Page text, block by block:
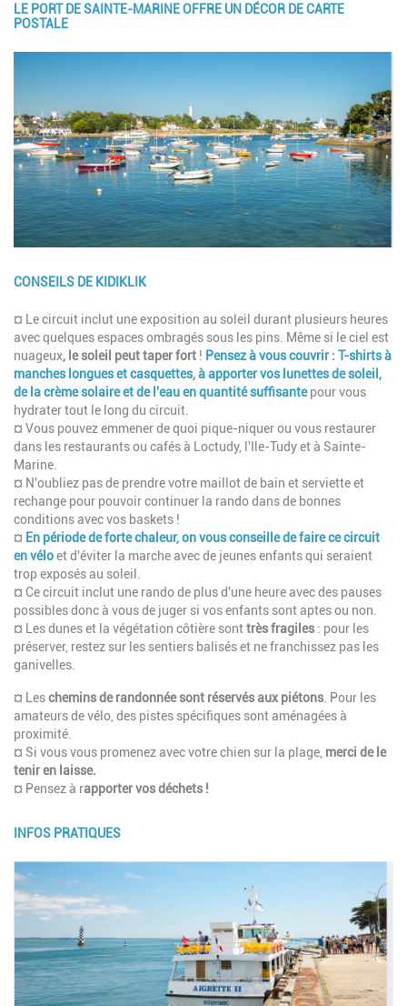
LE PORT DE SAINTE-MARINE OFFRE UN DÉCOR DE CARTE
POSTALE
CONSEILS DE KIDIKLIK
Description
¤ Le circuit inclut une exposition au soleil durant plusieurs heures
avec quelques espaces ombragés sous les pins. Même si le ciel est
nuageux, le soleil peut taper fort ! Pensez à vous couvrir : T-shirts à
manches longues et casquettes, à apporter vos lunettes de soleil,
de la crème solaire et de l'eau en quantité suffisantepour vous
hydrater tout le long du circuit.
¤ Vous pouvez emmener de quoi pique-niquer ou vous restaurer
dans les restaurants ou cafés à Loctudy, l'Ile-Tudy et à Sainte-
Marine.
¤ N'oubliez pas de prendre votre maillot de bain et serviette et
rechange pour pouvoir continuer la rando dans de bonnes
conditions avec vos baskets !
¤ En période de forte chaleur, on vous conseille de faire ce circuit
en véloet d'éviter la marche avec de jeunes enfants qui seraient
trop exposés au soleil.
¤ Ce circuit inclut une rando de plus d'une heure avec des pauses
possibles donc à vous de juger si vos enfants sont aptes ou non.
¤ Les dunes et la végétation côtière sonttrès fragiles : pour les
préserver, restez sur les sentiers balisés et ne franchissez pas les
ganivelles.
¤ Leschemins de randonnée sont réservés aux piétons . Pour les
amateurs de vélo, des pistes spécifiques sont aménagées à
proximité.
¤ Si vous vous promenez avec votre chien sur la plage, merci de le
tenir en laisse.
¤ Pensez à rapporter vos déchets !
INFOS PRATIQUES
Image